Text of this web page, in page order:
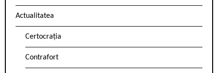
Actualitatea
Certocrația
Contrafort